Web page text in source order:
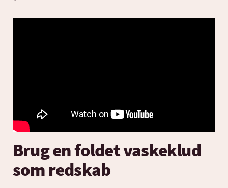
Brug en foldet vaskeklud
som redskab